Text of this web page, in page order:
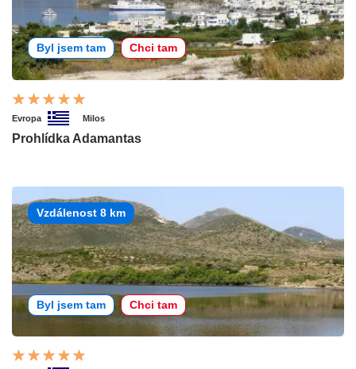
Byl jsem tam Chci tam
Evropa Milos
Prohlídka Adamantas
Vzdálenost 8 km
Byl jsem tam Chci tam